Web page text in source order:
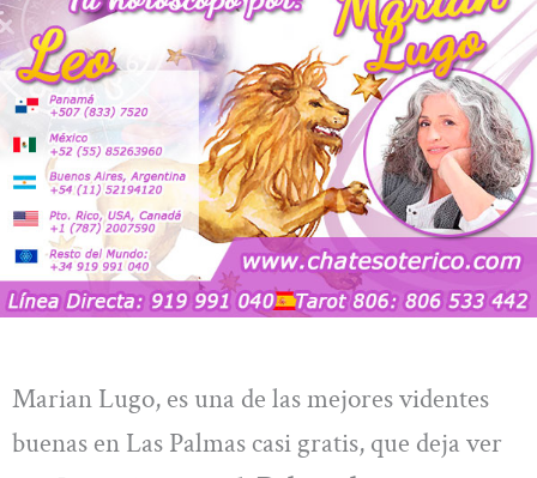
Marian Lugo, es una de las mejores videntes
buenas en Las Palmas casi gratis, que deja ver